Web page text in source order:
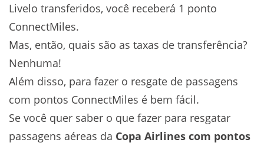
Livelo transferidos, você receberá 1 ponto
ConnectMiles.
Mas, então, quais são as taxas de transferência?
Nenhuma!
Além disso, para fazer o resgate de passagens
com pontos ConnectMiles é bem fácil.
Se você quer saber o que fazer para resgatar
passagens aéreas da Copa Airlines com pontos